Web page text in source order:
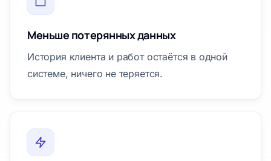
Меньше потерянных данных
История клиента и работ остаётся в одной
системе, ничего не теряется.